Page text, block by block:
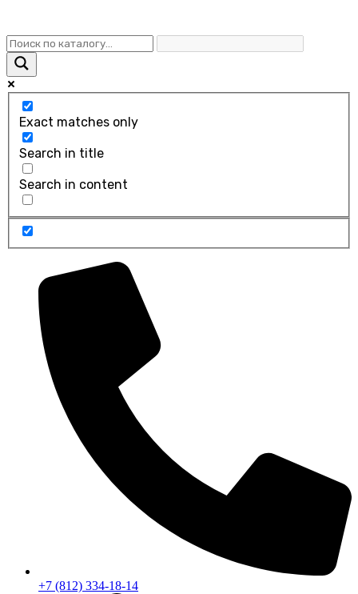
Exact matches only
Search in title
Search in content
+7 (812) 334-18-14